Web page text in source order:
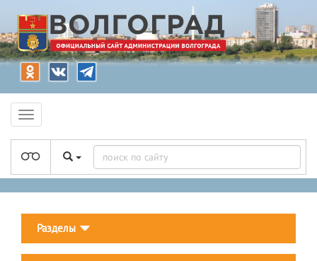
Разделы